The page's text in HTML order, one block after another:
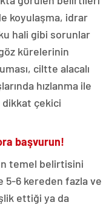
koyulaşma, idrar
hali gibi sorunlar
kürelerinin
ciltte alacalı
hızlanma ile
dikkat çekici
başvurun!
temel belirtisini
5-6 kereden fazla ve
ettiği ya da